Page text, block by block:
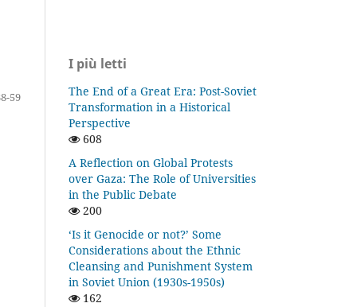
59
I più letti
The End of a Great Era: Post-Soviet
Transformation in a Historical
Perspective
608
A Reflection on Global Protests
over Gaza: The Role of Universities
in the Public Debate
200
‘Is it Genocide or not?’ Some
Considerations about the Ethnic
Cleansing and Punishment System
in Soviet Union (1930s-1950s)
162